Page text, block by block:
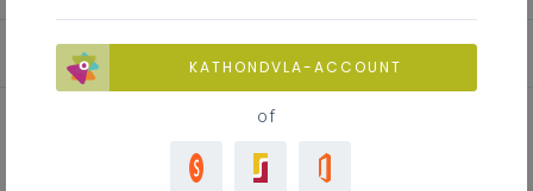
Cybersecurity
KATHONDVLA-ACCOUNT
of